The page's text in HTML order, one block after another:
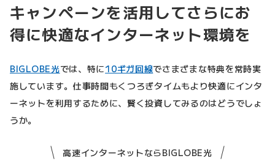
キャンペーンを活用してさらにお
得に快適なインターネット環境を
BIGLOBE光では、特に10ギガ回線でさまざまな特典を常時実
施しています。仕事時間もくつろぎタイムもより快適にインタ
ーネットを利用するために、賢く投資してみるのはどうでしょ
うか。
高速インターネットならBIGLOBE光